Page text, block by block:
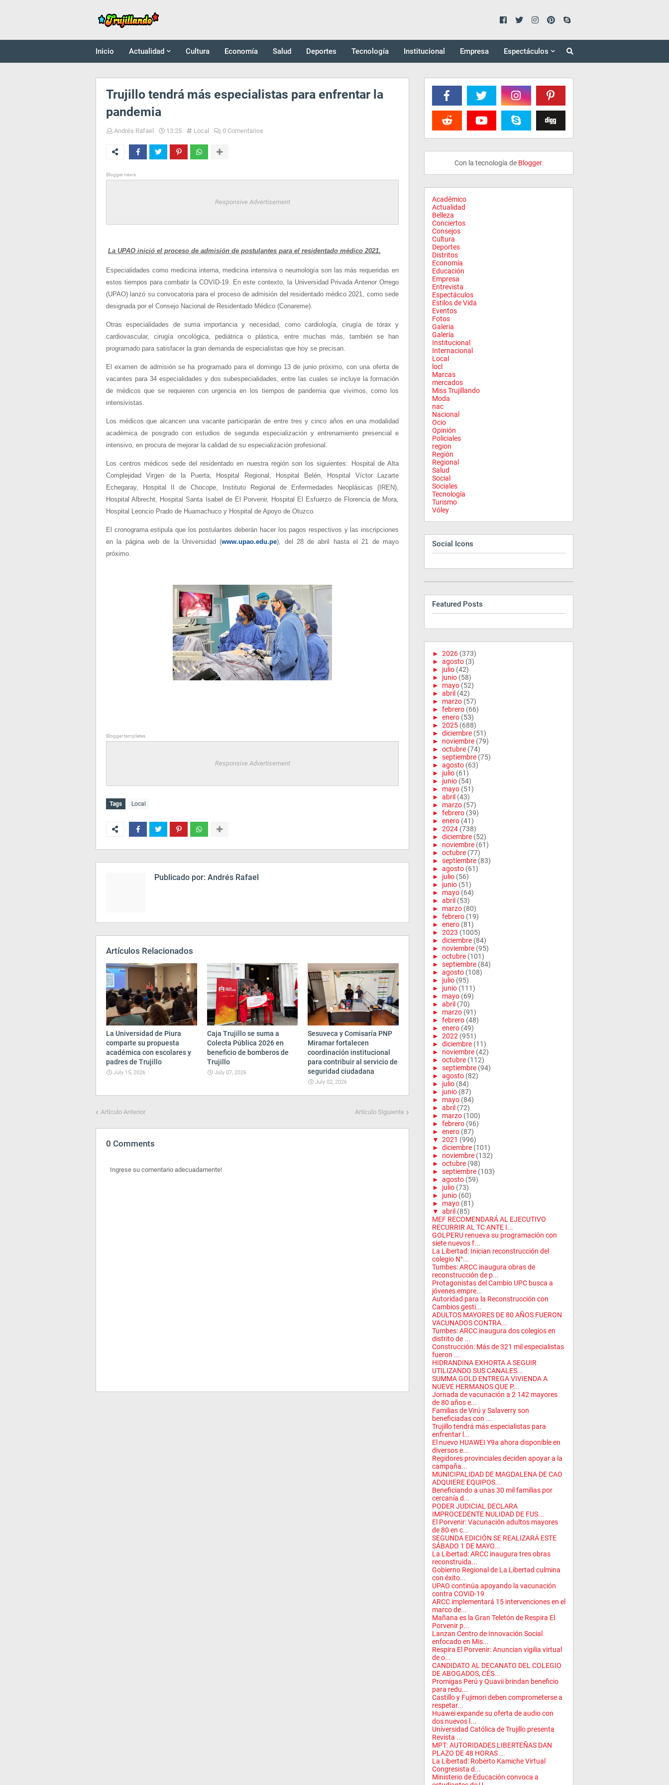
Inicio Actualidad Cultura Economía Salud Deportes Tecnología Institucional Empresa Espectáculos
Trujillo tendrá más especialistas para enfrentar la
pandemia
Andrés Rafael 13:25 Local 0 Comentarios
Blogger news
Responsive Advertisement
La UPAO inició el proceso de admisión de postulantes para el residentado médico 2021.
Especialidades como medicina interna, medicina intensiva o neumología son las más requeridas en
estos tiempos para combatir la COVID-19. En este contexto, la Universidad Privada Antenor Orrego
(UPAO) lanzó su convocatoria para el proceso de admisión del residentado médico 2021, como sede
designada por el Consejo Nacional de Residentado Médico (Conareme).
Otras especialidades de suma importancia y necesidad, como cardiología, cirugía de tórax y
cardiovascular, cirugía oncológica, pediátrica o plástica, entre muchas más, también se han
programado para satisfacer la gran demanda de especialistas que hoy se precisan.
El examen de admisión se ha programado para el domingo 13 de junio próximo, con una oferta de
vacantes para 34 especialidades y dos subespecialidades, entre las cuales se incluye la formación
de médicos que se requieren con urgencia en los tiempos de pandemia que vivimos, como los
intensivistas.
Los médicos que alcancen una vacante participarán de entre tres y cinco años en una modalidad
académica de posgrado con estudios de segunda especialización y entrenamiento presencial e
intensivo, en procura de mejorar la calidad de su especialización profesional.
Los centros médicos sede del residentado en nuestra región son los siguientes: Hospital de Alta
Complejidad Virgen de la Puerta, Hospital Regional, Hospital Belén, Hospital Víctor Lazarte
Echegaray, Hospital II de Chocope, Instituto Regional de Enfermedades Neoplásicas (IREN),
Hospital Albrecht, Hospital Santa Isabel de El Porvenir, Hospital El Esfuerzo de Florencia de Mora,
Hospital Leoncio Prado de Huamachuco y Hospital de Apoyo de Otuzco.
El cronograma estipula que los postulantes deberán hacer los pagos respectivos y las inscripciones
en la página web de la Universidad (www.upao.edu.pe), del 28 de abril hasta el 21 de mayo
próximo.
Blogger templates
Responsive Advertisement
Tags Local
Publicado por: Andrés Rafael
Artículos Relacionados
La Universidad de Piura
comparte su propuesta
académica con escolares y
padres de Trujillo
July 15, 2026
Caja Trujillo se suma a
Colecta Pública 2026 en
beneficio de bomberos de
Trujillo
July 07, 2026
Sesuveca y Comisaría PNP
Miramar fortalecen
coordinación institucional
para contribuir al servicio de
seguridad ciudadana
July 02, 2026
Artículo Anterior Artículo Siguiente
0 Comments
Ingrese su comentario adecuadamente!
Con la tecnología de Blogger.
Académico
Actualidad
Belleza
Conciertos
Consejos
Cultura
Deportes
Distritos
Economía
Educación
Empresa
Entrevista
Espectáculos
Estilos de Vida
Eventos
Fotos
Galeria
Galería
Institucional
Internacional
Local
locl
Marcas
mercados
Miss Trujillando
Moda
nac
Nacional
Ocio
Opinión
Policiales
region
Región
Regional
Salud
Social
Sociales
Tecnología
Turismo
Vóley
Social Icons
Featured Posts
► 2026 (373)
► agosto (3)
► julio (42)
► junio (58)
► mayo (52)
► abril (42)
► marzo (57)
► febrero (66)
► enero (53)
► 2025 (688)
► diciembre (51)
► noviembre (79)
► octubre (74)
► septiembre (75)
► agosto (63)
► julio (61)
► junio (54)
► mayo (51)
► abril (43)
► marzo (57)
► febrero (39)
► enero (41)
► 2024 (738)
► diciembre (52)
► noviembre (61)
► octubre (77)
► septiembre (83)
► agosto (61)
► julio (56)
► junio (51)
► mayo (64)
► abril (53)
► marzo (80)
► febrero (19)
► enero (81)
► 2023 (1005)
► diciembre (84)
► noviembre (95)
► octubre (101)
► septiembre (84)
► agosto (108)
► julio (95)
► junio (111)
► mayo (69)
► abril (70)
► marzo (91)
► febrero (48)
► enero (49)
► 2022 (951)
► diciembre (11)
► noviembre (42)
► octubre (112)
► septiembre (94)
► agosto (82)
► julio (84)
► junio (87)
► mayo (84)
► abril (72)
► marzo (100)
► febrero (96)
► enero (87)
▼ 2021 (996)
► diciembre (101)
► noviembre (132)
► octubre (98)
► septiembre (103)
► agosto (59)
► julio (73)
► junio (60)
► mayo (81)
▼ abril (85)
MEF RECOMENDARÁ AL EJECUTIVO
RECURRIR AL TC ANTE I...
GOLPERU renueva su programación con
siete nuevos f...
La Libertad: Inician reconstrucción del
colegio N°...
Tumbes: ARCC inaugura obras de
reconstrucción de p...
Protagonistas del Cambio UPC busca a
jóvenes empre...
Autoridad para la Reconstrucción con
Cambios gesti...
ADULTOS MAYORES DE 80 AÑOS FUERON
VACUNADOS CONTRA...
Tumbes: ARCC inaugura dos colegios en
distrito de ...
Construcción: Más de 321 mil especialistas
fueron ...
HIDRANDINA EXHORTA A SEGUIR
UTILIZANDO SUS CANALES...
SUMMA GOLD ENTREGA VIVIENDA A
NUEVE HERMANOS QUE P...
Jornada de vacunación a 2 142 mayores
de 80 años e...
Familias de Virú y Salaverry son
beneficiadas con ...
Trujillo tendrá más especialistas para
enfrentar l...
El nuevo HUAWEI Y9a ahora disponible en
diversos e...
Regidores provinciales deciden apoyar a la
campaña...
MUNICIPALIDAD DE MAGDALENA DE CAO
ADQUIERE EQUIPOS...
Beneficiando a unas 30 mil familias por
cercanía d...
PODER JUDICIAL DECLARA
IMPROCEDENTE NULIDAD DE FUS...
El Porvenir: Vacunación adultos mayores
de 80 en c...
SEGUNDA EDICIÓN SE REALIZARÁ ESTE
SÁBADO 1 DE MAYO...
La Libertad: ARCC inaugura tres obras
reconstruida...
Gobierno Regional de La Libertad culmina
con éxito...
UPAO continúa apoyando la vacunación
contra COVID-19
ARCC implementará 15 intervenciones en el
marco de...
Mañana es la Gran Teletón de Respira El
Porvenir p...
Lanzan Centro de Innovación Social
enfocado en Mis...
Respira El Porvenir: Anuncian vigilia virtual
de o...
CANDIDATO AL DECANATO DEL COLEGIO
DE ABOGADOS, CÉS...
Promigas Perú y Quavii brindan beneficio
para redu...
Castillo y Fujimori deben comprometerse a
respetar...
Huawei expande su oferta de audio con
dos nuevos l...
Universidad Católica de Trujillo presenta
Revista ...
MPT: AUTORIDADES LIBERTEÑAS DAN
PLAZO DE 48 HORAS ...
La Libertad: Roberto Kamiche Virtual
Congresista d...
Ministerio de Educación convoca a